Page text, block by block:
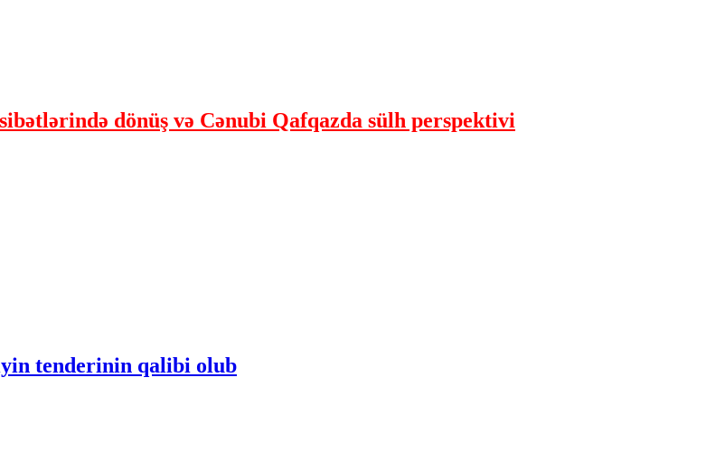
dönüş və Cənubi Qafqazda sülh perspektivi
tenderinin qalibi olub